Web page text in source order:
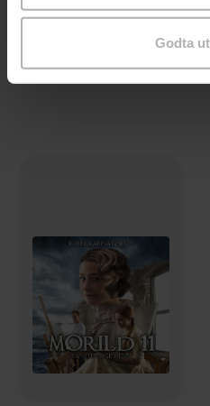
Godta
179,-